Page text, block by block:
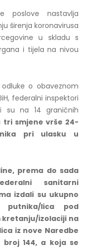
poslove nastavlja
širenja koronavirusa
u skladu s
i tijela na nivou
odluke o obaveznom
federalni inspektori
su na 14 graničnih
tri smjene vrše 24-
pri ulasku u
prema do sada
sanitarni
izdali su ukupno
lica pod
izolaciji na
iz nove Naredbe
144, a koja se